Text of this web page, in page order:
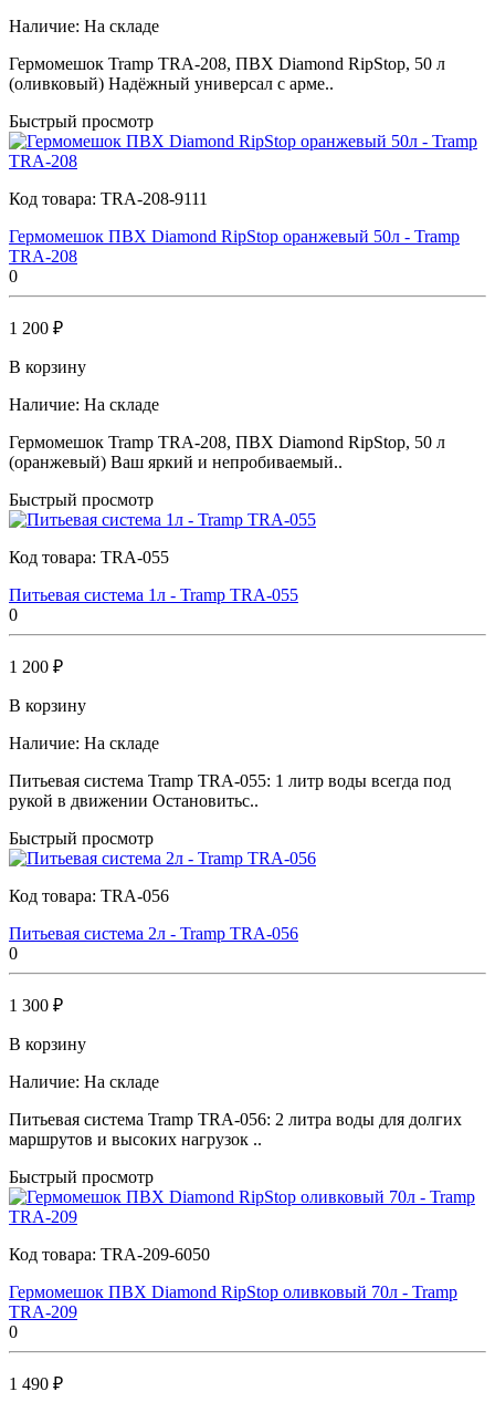
Наличие: На складе
Гермомешок Tramp TRA-208, ПВХ Diamond RipStop, 50 л
(оливковый) Надёжный универсал с арме..
Быстрый просмотр
Код товара: TRA-208-9111
Гермомешок ПВХ Diamond RipStop оранжевый 50л - Tramp
TRA-208
0
1 200 ₽
В корзину
Наличие: На складе
Гермомешок Tramp TRA-208, ПВХ Diamond RipStop, 50 л
(оранжевый) Ваш яркий и непробиваемый..
Быстрый просмотр
Код товара: TRA-055
Питьевая система 1л - Tramp TRA-055
0
1 200 ₽
В корзину
Наличие: На складе
Питьевая система Tramp TRA-055: 1 литр воды всегда под
рукой в движении Остановитьс..
Быстрый просмотр
Код товара: TRA-056
Питьевая система 2л - Tramp TRA-056
0
1 300 ₽
В корзину
Наличие: На складе
Питьевая система Tramp TRA-056: 2 литра воды для долгих
маршрутов и высоких нагрузок ..
Быстрый просмотр
Код товара: TRA-209-6050
Гермомешок ПВХ Diamond RipStop оливковый 70л - Tramp
TRA-209
0
1 490 ₽